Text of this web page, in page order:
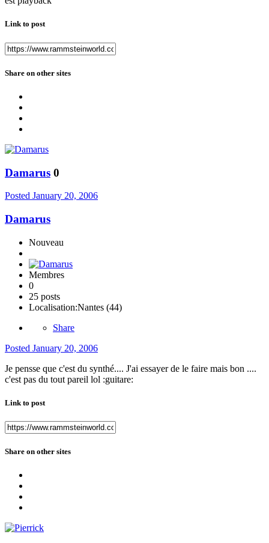
Link to post
Share on other sites
Damarus 0
Posted January 20, 2006
Damarus
Nouveau
Membres
0
25 posts
Localisation:Nantes (44)
Share
Posted January 20, 2006
Je pensse que c'est du synthé.... J'ai essayer de le faire mais bon ....
c'est pas du tout pareil lol :guitare:
Link to post
Share on other sites